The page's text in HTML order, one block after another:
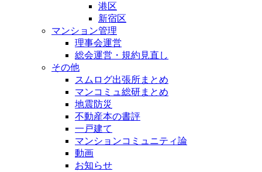
港区
新宿区
マンション管理
理事会運営
総会運営・規約見直し
その他
スムログ出張所まとめ
マンコミュ総研まとめ
地震防災
不動産本の書評
一戸建て
マンションコミュニティ論
動画
お知らせ